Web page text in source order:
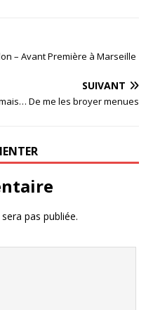
– Avant Première à Marseille
SUIVANT
De me les broyer menues
pas publiée.